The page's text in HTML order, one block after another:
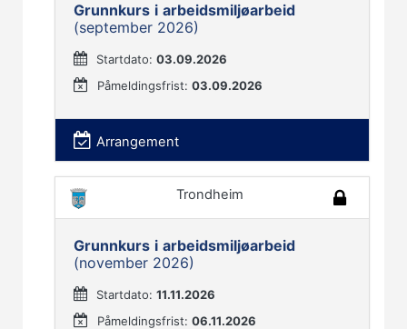
Grunnkurs i arbeidsmiljøarbeid
(september 2026)
Startdato:03.09.2026
Påmeldingsfrist:03.09.2026
Arrangement
Trondheim
Grunnkurs i arbeidsmiljøarbeid
(november 2026)
Startdato:11.11.2026
Påmeldingsfrist:06.11.2026